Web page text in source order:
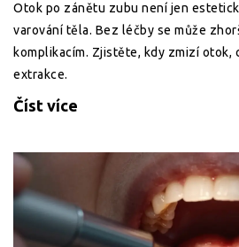
Otok po zánětu zubu není jen
varování těla. Bez léčby se může
komplikacím. Zjistěte, kdy zmizí otok,
extrakce.
Číst více